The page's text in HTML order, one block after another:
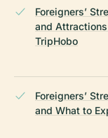
Foreigners’
and
TripHobo
Foreigners’
and What to